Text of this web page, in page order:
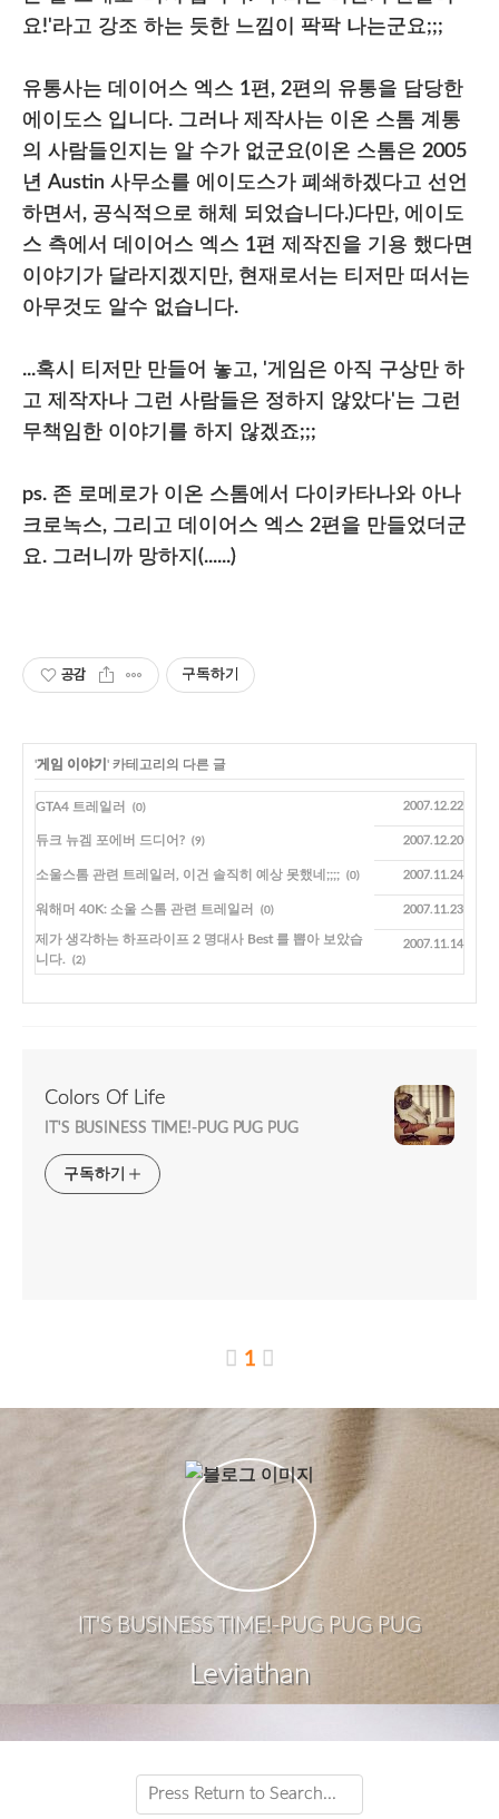
요!'라고 강조 하는 듯한 느낌이 팍팍 나는군요;;;
유통사는 데이어스 엑스 1편, 2편의 유통을 담당한
에이도스 입니다. 그러나 제작사는 이온 스톰 계통
의 사람들인지는 알 수가 없군요(이온 스톰은 2005
년 Austin 사무소를 에이도스가 폐쇄하겠다고 선언
하면서, 공식적으로 해체 되었습니다.)다만, 에이도
스 측에서 데이어스 엑스 1편 제작진을 기용 했다면
이야기가 달라지겠지만, 현재로서는 티저만 떠서는
아무것도 알수 없습니다.
...혹시 티저만 만들어 놓고, '게임은 아직 구상만 하
고 제작자나 그런 사람들은 정하지 않았다'는 그런
무책임한 이야기를 하지 않겠죠;;;
ps. 존 로메로가 이온 스톰에서 다이카타나와 아나
크로녹스, 그리고 데이어스 엑스 2편을 만들었더군
요. 그러니까 망하지(......)
공감 구독하기
'게임 이야기 ' 카테고리의 다른 글
GTA4 트레일러 (0) 2007.12.22
듀크 뉴겜 포에버 드디어? (9) 2007.12.20
소울스톰 관련 트레일러, 이건 솔직히 예상 못했네;;;; (0) 2007.11.24
워해머 40K: 소울 스톰 관련 트레일러 (0) 2007.11.23
제가 생각하는 하프라이프 2 명대사 Best 를 뽑아 보았습
니다.
(2)
2007.11.14
Colors Of Life
IT'S BUSINESS TIME!-PUG PUG PUG
구독하기
1
IT'S BUSINESS TIME!-PUG PUG PUG
Leviathan